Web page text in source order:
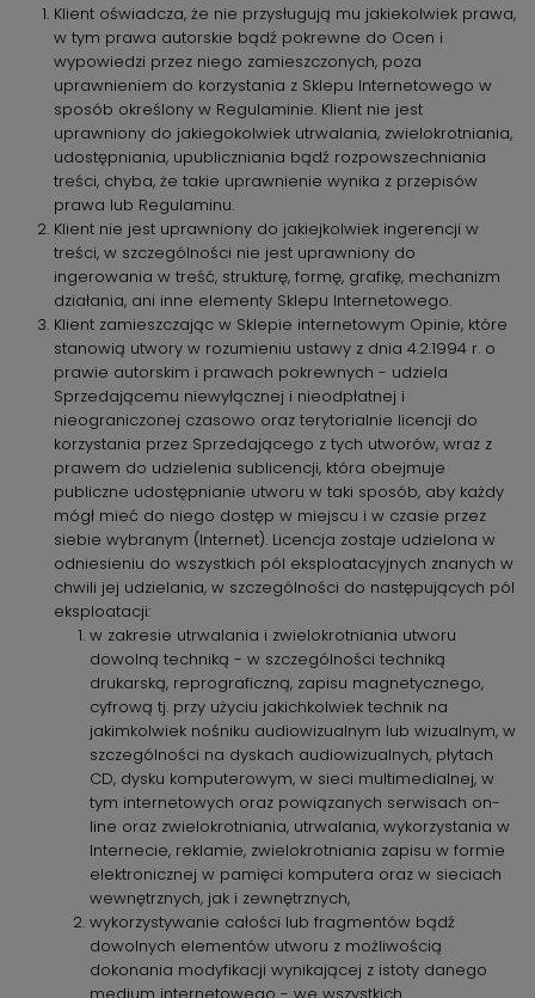
Klient oświadcza, że nie przysługują mu jakiekolwiek prawa,
w tym prawa autorskie bądź pokrewne do Ocen i
wypowiedzi przez niego zamieszczonych, poza
uprawnieniem do korzystania z Sklepu Internetowego w
sposób określony w Regulaminie. Klient nie jest
uprawniony do jakiegokolwiek utrwalania, zwielokrotniania,
udostępniania, upubliczniania bądź rozpowszechniania
treści, chyba, że takie uprawnienie wynika z przepisów
prawa lub Regulaminu.
Klient nie jest uprawniony do jakiejkolwiek ingerencji w
treści, w szczególności nie jest uprawniony do
ingerowania w treść, strukturę, formę, grafikę, mechanizm
działania, ani inne elementy Sklepu Internetowego.
Klient zamieszczając w Sklepie internetowym Opinie, które
stanowią utwory w rozumieniu ustawy z dnia 4.2.1994 r. o
prawie autorskim i prawach pokrewnych - udziela
Sprzedającemu niewyłącznej i nieodpłatnej i
nieograniczonej czasowo oraz terytorialnie licencji do
korzystania przez Sprzedającego z tych utworów, wraz z
prawem do udzielenia sublicencji, która obejmuje
publiczne udostępnianie utworu w taki sposób, aby każdy
mógł mieć do niego dostęp w miejscu i w czasie przez
siebie wybranym (Internet). Licencja zostaje udzielona w
odniesieniu do wszystkich pól eksploatacyjnych znanych w
chwili jej udzielania, w szczególności do następujących pól
eksploatacji:
w zakresie utrwalania i zwielokrotniania utworu
dowolną techniką - w szczególności techniką
drukarską, reprograficzną, zapisu magnetycznego,
cyfrową tj. przy użyciu jakichkolwiek technik na
jakimkolwiek nośniku audiowizualnym lub wizualnym, w
szczególności na dyskach audiowizualnych, płytach
CD, dysku komputerowym, w sieci multimedialnej, w
tym internetowych oraz powiązanych serwisach on-
line oraz zwielokrotniania, utrwalania, wykorzystania w
Internecie, reklamie, zwielokrotniania zapisu w formie
elektronicznej w pamięci komputera oraz w sieciach
wewnętrznych, jak i zewnętrznych,
wykorzystywanie całości lub fragmentów bądź
dowolnych elementów utworu z możliwością
dokonania modyfikacji wynikającej z istoty danego